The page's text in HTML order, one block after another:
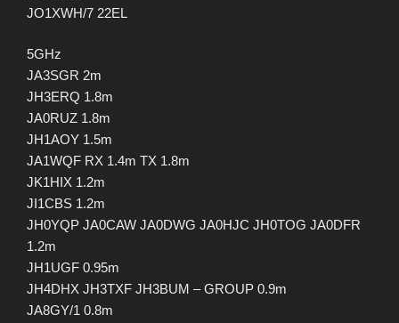
JO1XWH/7 22EL
5GHz
JA3SGR 2m
JH3ERQ 1.8m
JA0RUZ 1.8m
JH1AOY 1.5m
JA1WQF RX 1.4m TX 1.8m
JK1HIX 1.2m
JI1CBS 1.2m
JH0YQP JA0CAW JA0DWG JA0HJC JH0TOG JA0DFR
1.2m
JH1UGF 0.95m
JH4DHX JH3TXF JH3BUM – GROUP 0.9m
JA8GY/1 0.8m